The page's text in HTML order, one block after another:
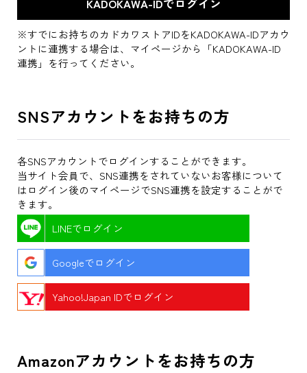
※すでにお持ちのカドカワストアIDをKADOKAWA-IDアカウ
ントに連携する場合は、マイページから「KADOKAWA-ID
連携」を行ってください。
SNSアカウントをお持ちの方
各SNSアカウントでログインすることができます。
当サイト会員で、SNS連携をされていないお客様について
はログイン後のマイページでSNS連携を設定することがで
きます。
LINEでログイン
Googleでログイン
Yahoo!Japan IDでログイン
Amazonアカウントをお持ちの方